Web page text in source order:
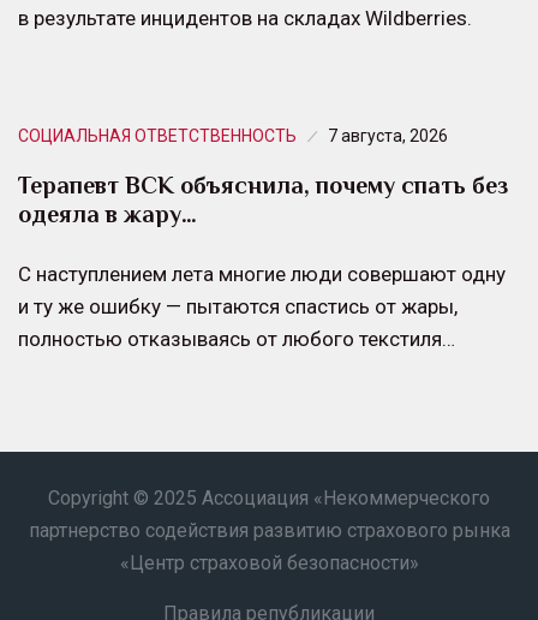
в результате инцидентов на складах Wildberries.
СОЦИАЛЬНАЯ ОТВЕТСТВЕННОСТЬ 7 августа, 2026
Терапевт ВСК объяснила, почему спать без
одеяла в жару…
С наступлением лета многие люди совершают одну
и ту же ошибку — пытаются спастись от жары,
полностью отказываясь от любого текстиля…
Copyright © 2025 Ассоциация «Некоммерческого
партнерство содействия развитию страхового рынка
«Центр страховой безопасности»
Правила републикации